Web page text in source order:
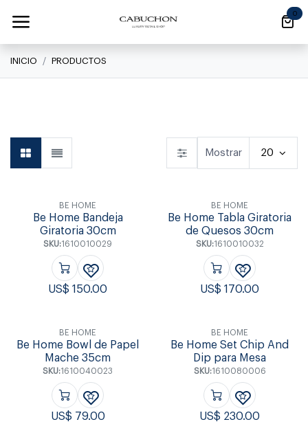
0
INICIO PRODUCTOS
Mostrar 20
BE HOME
Be Home Bandeja
Giratoria 30cm
SKU:1610010029
US$150.00
BE HOME
Be Home Tabla Giratoria
de Quesos 30cm
SKU:1610010032
US$170.00
BE HOME
Be Home Bowl de Papel
Mache 35cm
SKU:1610040023
US$ 79.00
BE HOME
Be Home Set Chip And
Dip para Mesa
SKU:1610080006
US$ 230.00